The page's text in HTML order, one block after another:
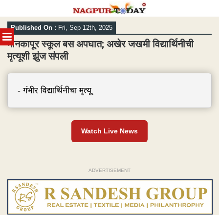
MENU
Skip
to
content
Published On : Fri, Sep 12th, 2025
मानकापूर स्कूल बस अपघात; अखेर जखमी विद्यार्थिनीची
मृत्यूशी झुंज संपली
- गंभीर विद्यार्थिनीचा मृत्यू
Watch Live News
ADVERTISEMENT